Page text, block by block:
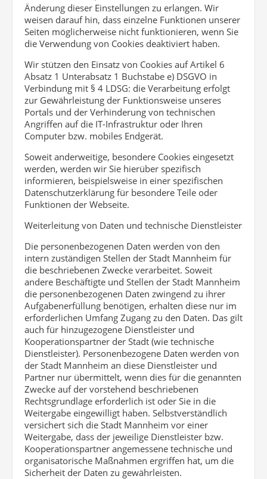
Änderung dieser Einstellungen zu erlangen. Wir
weisen darauf hin, dass einzelne Funktionen unserer
Seiten möglicherweise nicht funktionieren, wenn Sie
die Verwendung von Cookies deaktiviert haben.
Wir stützen den Einsatz von Cookies auf Artikel 6
Absatz 1 Unterabsatz 1 Buchstabe e) DSGVO in
Verbindung mit § 4 LDSG: die Verarbeitung erfolgt
zur Gewährleistung der Funktionsweise unseres
Portals und der Verhinderung von technischen
Angriffen auf die IT-Infrastruktur oder Ihren
Computer bzw. mobiles Endgerät.
Soweit anderweitige, besondere Cookies eingesetzt
werden, werden wir Sie hierüber spezifisch
informieren, beispielsweise in einer spezifischen
Datenschutzerklärung für besondere Teile oder
Funktionen der Webseite.
Weiterleitung von Daten und technische Dienstleister
Die personenbezogenen Daten werden von den
intern zuständigen Stellen der Stadt Mannheim für
die beschriebenen Zwecke verarbeitet. Soweit
andere Beschäftigte und Stellen der Stadt Mannheim
die personenbezogenen Daten zwingend zu ihrer
Aufgabenerfüllung benötigen, erhalten diese nur im
erforderlichen Umfang Zugang zu den Daten. Das gilt
auch für hinzugezogene Dienstleister und
Kooperationspartner der Stadt (wie technische
Dienstleister). Personenbezogene Daten werden von
der Stadt Mannheim an diese Dienstleister und
Partner nur übermittelt, wenn dies für die genannten
Zwecke auf der vorstehend beschriebenen
Rechtsgrundlage erforderlich ist oder Sie in die
Weitergabe eingewilligt haben. Selbstverständlich
versichert sich die Stadt Mannheim vor einer
Weitergabe, dass der jeweilige Dienstleister bzw.
Kooperationspartner angemessene technische und
organisatorische Maßnahmen ergriffen hat, um die
Sicherheit der Daten zu gewährleisten.